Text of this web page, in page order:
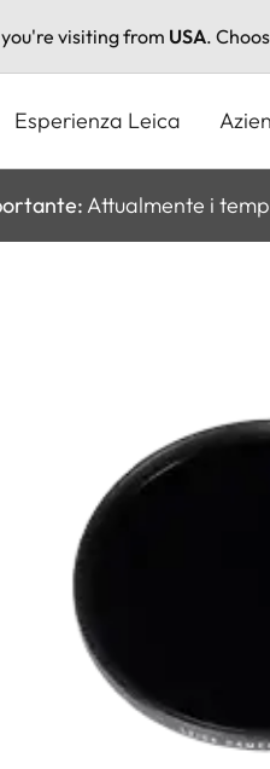
visiting from USA.
Esperienza Leica
Attualmente i